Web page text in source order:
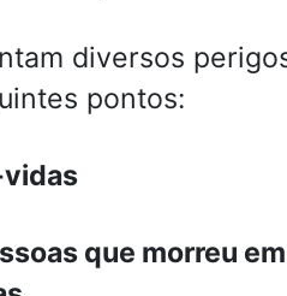
diversos
pontos:
que morreu